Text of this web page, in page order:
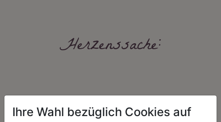
Herzenssache:
Ihre Wahl bezüglich Cookies auf